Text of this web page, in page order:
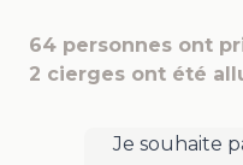
64 personnes ont
2 cierges ont été
Je souhaite